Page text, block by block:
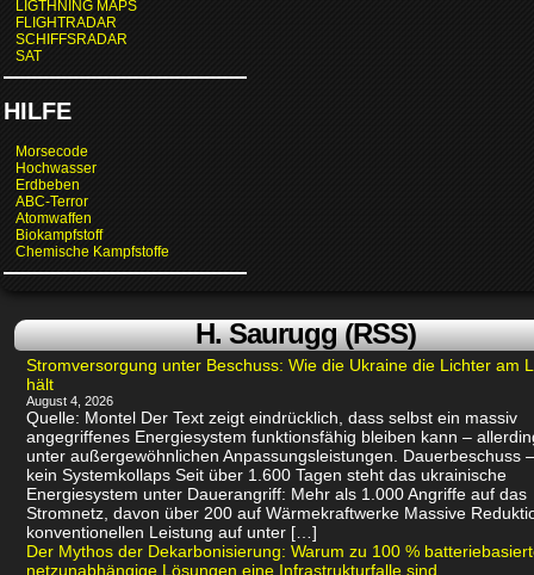
LIGTHNING MAPS
FLIGHTRADAR
SCHIFFSRADAR
SAT
HILFE
Morsecode
Hochwasser
Erdbeben
ABC-Terror
Atomwaffen
Biokampfstoff
Chemische Kampfstoffe
H. Saurugg (RSS)
Stromversorgung unter Beschuss: Wie die Ukraine die Lichter am
hält
August 4, 2026
Quelle: Montel Der Text zeigt eindrücklich, dass selbst ein massiv
angegriffenes Energiesystem funktionsfähig bleiben kann –
unter außergewöhnlichen Anpassungsleistungen. Dauerbeschuss
kein Systemkollaps Seit über 1.600 Tagen steht das ukrainische
Energiesystem unter Dauerangriff: Mehr als 1.000 Angriffe auf das
Stromnetz, davon über 200 auf Wärmekraftwerke Massive
konventionellen Leistung auf unter […]
Der Mythos der Dekarbonisierung: Warum zu 100 %
netzunabhängige Lösungen eine Infrastrukturfalle sind